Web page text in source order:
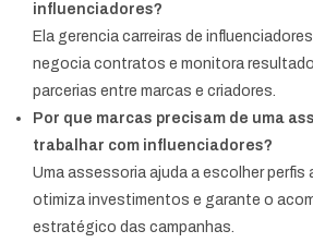
influenciadores?
Ela gerencia carreiras de
negocia contratos e monitora
parcerias entre marcas e criadores.
Por que marcas precisam de uma
trabalhar com influenciadores?
Uma assessoria ajuda a escolher perfis
otimiza investimentos e garante o
estratégico das campanhas.